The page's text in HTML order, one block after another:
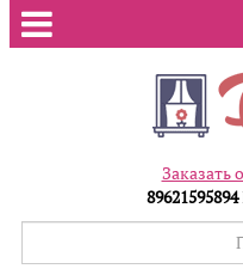
Заказать
89621595894